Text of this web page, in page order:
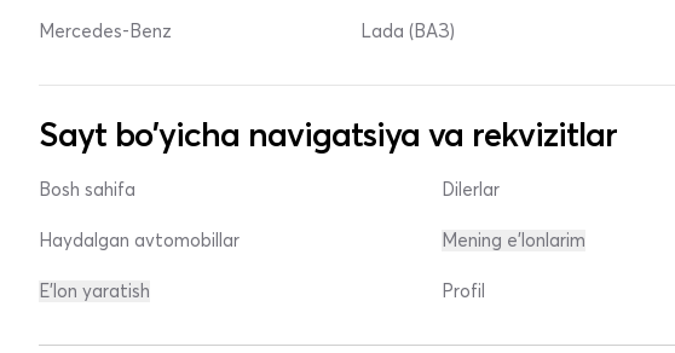
Mercedes-Benz Lada (ВАЗ)
Sayt bo'yicha navigatsiya va rekvizitlar
Bosh sahifa
Haydalgan avtomobillar
E'lon yaratish
Dilerlar
Mening e'lonlarim
Profil